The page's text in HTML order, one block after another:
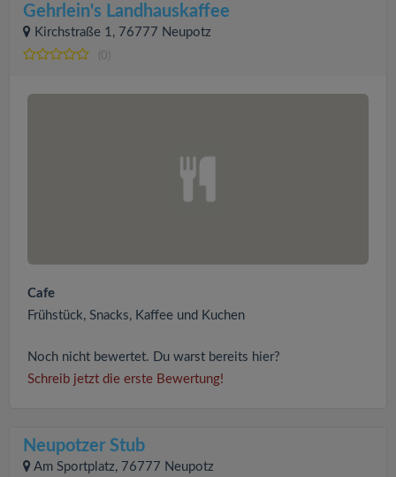
Gehrlein's Landhauskaffee
Kirchstraße 1, 76777 Neupotz
(0)
Cafe
Frühstück, Snacks, Kaffee und Kuchen
Noch nicht bewertet. Du warst bereits hier?
Schreib jetzt die erste Bewertung!
Neupotzer Stub
Am Sportplatz, 76777 Neupotz